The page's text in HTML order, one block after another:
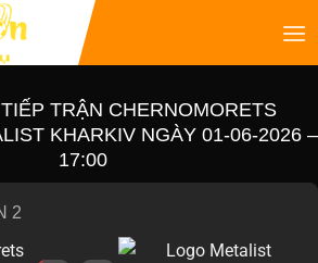
TRẬN CHERNOMORETS
KHARKIV NGÀY 01-06-2026 –
17:00
2